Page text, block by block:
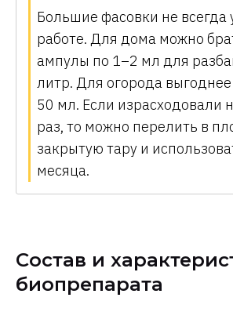
Большие фасовки не всегда
работе. Для дома можно
ампулы по 1–2 мл для
литр. Для огорода
50 мл. Если израсходовали
раз, то можно перелить в
закрытую тару и
месяца.
Состав и
биопрепарата